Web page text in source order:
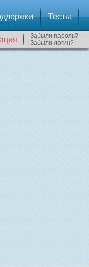
Тесты
Забыли пароль?
Забыли логин?